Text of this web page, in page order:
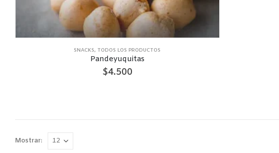
SNACKS, TODOS LOS PRODUCTOS
Pandeyuquitas
$4.500
Mostrar: